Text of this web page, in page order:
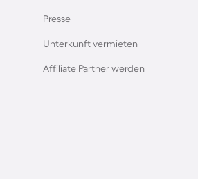
Presse
Unterkunft vermieten
Affiliate Partner werden